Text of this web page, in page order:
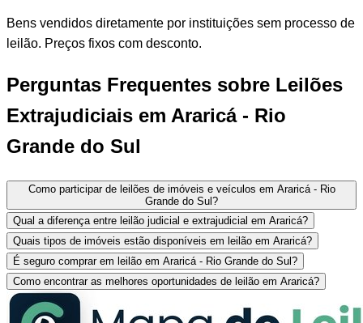
Bens vendidos diretamente por instituições sem processo de
leilão. Preços fixos com desconto.
Perguntas Frequentes sobre Leilões
Extrajudiciais em Araricá - Rio
Grande do Sul
Como participar de leilões de imóveis e veículos em Araricá - Rio
Grande do Sul?
Qual a diferença entre leilão judicial e extrajudicial em Araricá?
Quais tipos de imóveis estão disponíveis em leilão em Araricá?
É seguro comprar em leilão em Araricá - Rio Grande do Sul?
Como encontrar as melhores oportunidades de leilão em Araricá?